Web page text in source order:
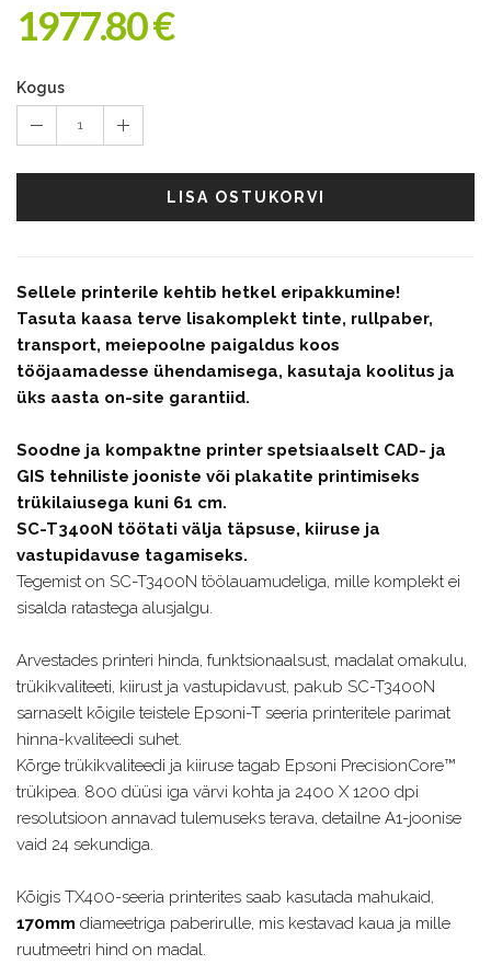
1977.80 €
Kogus
1
LISA OSTUKORVI
Sellele printerile kehtib hetkel eripakkumine!
Tasuta kaasa terve lisakomplekt tinte, rullpaber,
transport, meiepoolne paigaldus koos
tööjaamadesse ühendamisega, kasutaja koolitus ja
üks aasta on-site garantiid.
Soodne ja kompaktne printer spetsiaalselt CAD- ja
GIS tehniliste jooniste või plakatite printimiseks
trükilaiusega kuni 61 cm.
SC-T3400N töötati välja täpsuse, kiiruse ja
vastupidavuse tagamiseks.
Tegemist on SC-T3400N töölauamudeliga, mille komplekt ei
sisalda ratastega alusjalgu.
Arvestades printeri hinda, funktsionaalsust, madalat omakulu,
trükikvaliteeti, kiirust ja vastupidavust, pakub SC-T3400N
sarnaselt kõigile teistele Epsoni-T seeria printeritele parimat
hinna-kvaliteedi suhet.
Kõrge trükikvaliteedi ja kiiruse tagab Epsoni PrecisionCore™
trükipea. 800 düüsi iga värvi kohta ja 2400 X 1200 dpi
resolutsioon annavad tulemuseks terava, detailne A1-joonise
vaid 24 sekundiga.
Kõigis TX400-seeria printerites saab kasutada mahukaid,
170mm diameetriga paberirulle, mis kestavad kaua ja mille
ruutmeetri hind on madal.